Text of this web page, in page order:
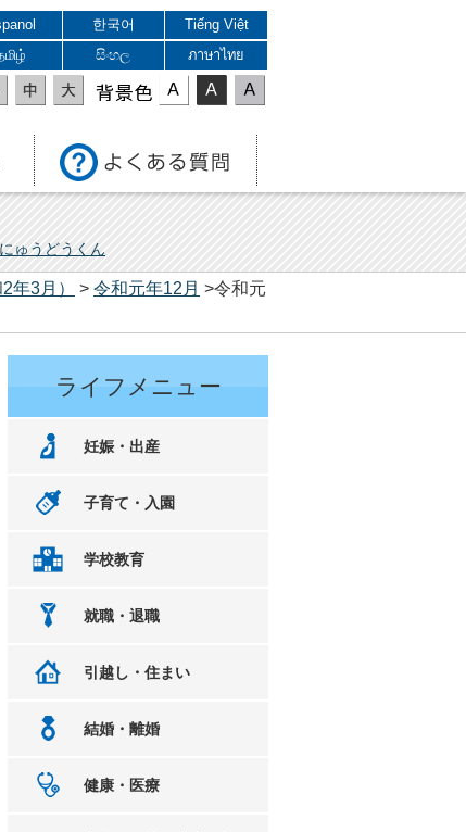
한국어
Tiếng Việt
සිංහල ภาษาไทย
表示色
ゅうどうくん
年3月） > 令和元年12月 >令和元
ライフメニュー
妊娠・出産
子育て・入園
学校教育
就職・退職
引越し・住まい
結婚・離婚
健康・医療